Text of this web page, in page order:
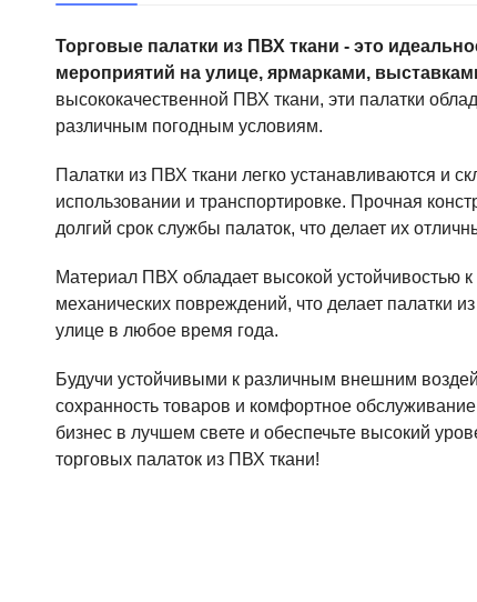
Торговые палатки из ПВХ ткани - это
мероприятий на улице, ярмарками,
высококачественной ПВХ ткани, эти палатки
различным погодным условиям.
Палатки из ПВХ ткани легко устанавливаются и
использовании и транспортировке. Прочная
долгий срок службы палаток, что делает их
Материал ПВХ обладает высокой устойчивостью
механических повреждений, что делает палатки
улице в любое время года.
Будучи устойчивыми к различным внешним
сохранность товаров и комфортное
бизнес в лучшем свете и обеспечьте высокий
торговых палаток из ПВХ ткани!